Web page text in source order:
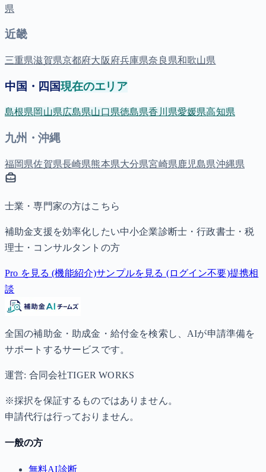
県
近畿
三重県滋賀県京都府大阪府兵庫県奈良県和歌山県
中国・四国現在のエリア
島根県岡山県広島県山口県徳島県香川県愛媛県高知県
九州・沖縄
福岡県佐賀県長崎県熊本県大分県宮崎県鹿児島県沖縄県
士業・専門家の方はこちら
補助金支援を効率化したい中小企業診断士・行政書士・税
理士・コンサルタントの方
Pro を見る (機能紹介)サンプルを見る (ログイン不要)提携相
談
全国の補助金・助成金・給付金を検索し、AIが申請準備を
サポートするサービスです。
運営: 合同会社TIGER WORKS
※採択を保証するものではありません。
申請代行は行っておりません。
一般の方
無料AI診断